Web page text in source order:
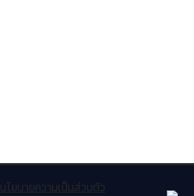
นโยบายความเป็นส่วนตัว